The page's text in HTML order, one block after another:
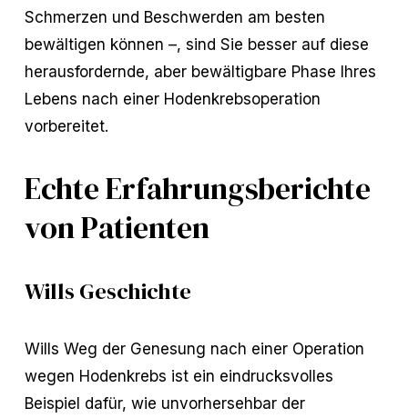
Schmerzen und Beschwerden am besten
bewältigen können –, sind Sie besser auf diese
herausfordernde, aber bewältigbare Phase Ihres
Lebens nach einer Hodenkrebsoperation
vorbereitet.
Echte Erfahrungsberichte
von Patienten
Wills Geschichte
Wills Weg der Genesung nach einer Operation
wegen Hodenkrebs ist ein eindrucksvolles
Beispiel dafür, wie unvorhersehbar der